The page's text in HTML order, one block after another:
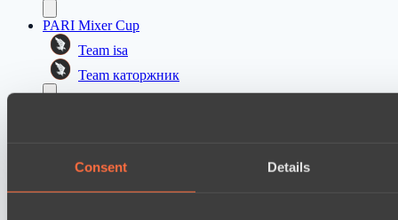
Consent Details
PARI Mixer Cup
Team isa
Team каторжник
Silent killer
Mad Dogs League 2026 Season 48